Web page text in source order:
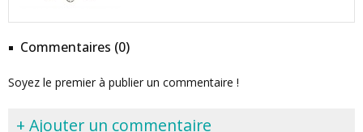
Commentaires (0)
Soyez le premier à publier un commentaire !
+ Ajouter un commentaire